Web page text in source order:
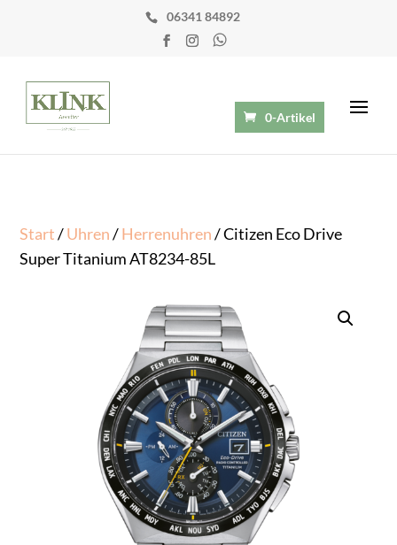
06341 84892
0-Artikel
Start/Uhren/Herrenuhren/ Citizen Eco Drive
Super Titanium AT8234-85L